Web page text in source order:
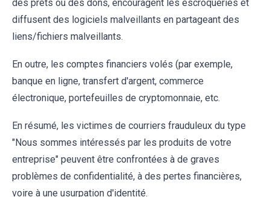
des prêts ou des dons, encouragent les escroqueries et
diffusent des logiciels malveillants en partageant des
liens/fichiers malveillants.
En outre, les comptes financiers volés (par exemple,
banque en ligne, transfert d'argent, commerce
électronique, portefeuilles de cryptomonnaie, etc.
En résumé, les victimes de courriers frauduleux du type
"Nous sommes intéressés par les produits de votre
entreprise" peuvent être confrontées à de graves
problèmes de confidentialité, à des pertes financières,
voire à une usurpation d'identité.